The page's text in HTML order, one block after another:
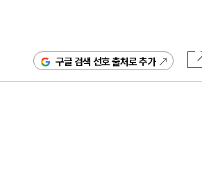
구글 검색 선호 출처로 추가